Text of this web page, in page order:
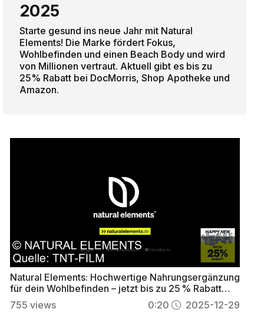
2025
Starte gesund ins neue Jahr mit Natural
Elements! Die Marke fördert Fokus,
Wohlbefinden und einen Beach Body und wird
von Millionen vertraut. Aktuell gibt es bis zu
25% Rabatt bei DocMorris, Shop Apotheke und
Amazon.
Natural Elements: Hochwertige Nahrungsergänzung
für dein Wohlbefinden – jetzt bis zu 25 % Rabatt
sichern
755 views 0:20 2025-12-29